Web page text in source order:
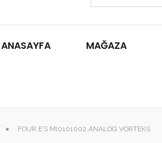
ANASAYFA MAĞAZA
FOUR E’S MI0101002 ANALOG VORTEKS